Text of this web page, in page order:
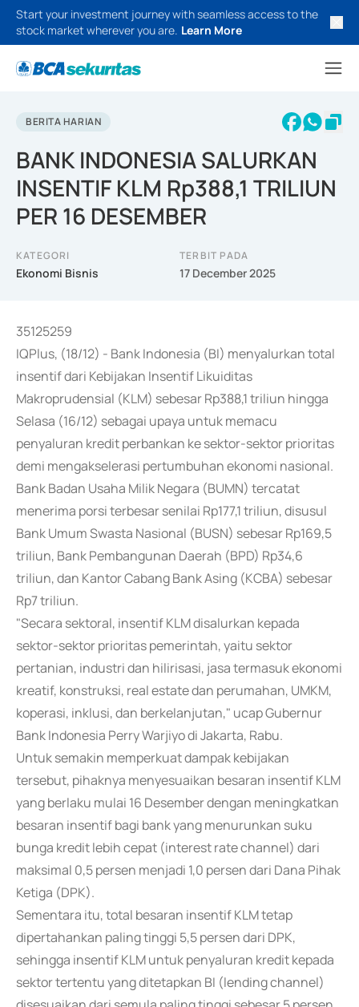
Start your investment journey with seamless access to the
stock market wherever you are. Learn More
BERITA HARIAN
BANK INDONESIA SALURKAN
INSENTIF KLM Rp388,1 TRILIUN
PER 16 DESEMBER
KATEGORI
Ekonomi Bisnis
TERBIT PADA
17 December 2025
35125259
IQPlus, (18/12) - Bank Indonesia (BI) menyalurkan total
insentif dari Kebijakan Insentif Likuiditas
Makroprudensial (KLM) sebesar Rp388,1 triliun hingga
Selasa (16/12) sebagai upaya untuk memacu
penyaluran kredit perbankan ke sektor-sektor prioritas
demi mengakselerasi pertumbuhan ekonomi nasional.
Bank Badan Usaha Milik Negara (BUMN) tercatat
menerima porsi terbesar senilai Rp177,1 triliun, disusul
Bank Umum Swasta Nasional (BUSN) sebesar Rp169,5
triliun, Bank Pembangunan Daerah (BPD) Rp34,6
triliun, dan Kantor Cabang Bank Asing (KCBA) sebesar
Rp7 triliun.
"Secara sektoral, insentif KLM disalurkan kepada
sektor-sektor prioritas pemerintah, yaitu sektor
pertanian, industri dan hilirisasi, jasa termasuk ekonomi
kreatif, konstruksi, real estate dan perumahan, UMKM,
koperasi, inklusi, dan berkelanjutan," ucap Gubernur
Bank Indonesia Perry Warjiyo di Jakarta, Rabu.
Untuk semakin memperkuat dampak kebijakan
tersebut, pihaknya menyesuaikan besaran insentif KLM
yang berlaku mulai 16 Desember dengan meningkatkan
besaran insentif bagi bank yang menurunkan suku
bunga kredit lebih cepat (interest rate channel) dari
maksimal 0,5 persen menjadi 1,0 persen dari Dana Pihak
Ketiga (DPK).
Sementara itu, total besaran insentif KLM tetap
dipertahankan paling tinggi 5,5 persen dari DPK,
sehingga insentif KLM untuk penyaluran kredit kepada
sektor tertentu yang ditetapkan BI (lending channel)